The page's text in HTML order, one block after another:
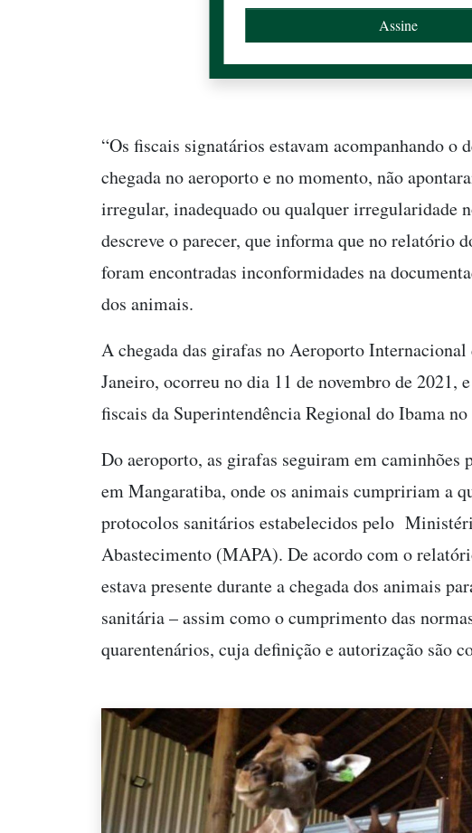
“Os fiscais signatários estavam acompanhando o
chegada no aeroporto e no momento, não
irregular, inadequado ou qualquer irregularidade
descreve o parecer, que informa que no relatório
foram encontradas inconformidades na
dos animais.
A chegada das girafas no Aeroporto
Janeiro, ocorreu no dia 11 de novembro de 2021,
fiscais da Superintendência Regional do Ibama
Do aeroporto, as girafas seguiram em
em Mangaratiba, onde os animais cumpririam a
protocolos sanitários estabelecidos pelo
Abastecimento (MAPA). De acordo com o
estava presente durante a chegada dos animais
sanitária – assim como o cumprimento das
quarentenários, cuja definição e autorização são